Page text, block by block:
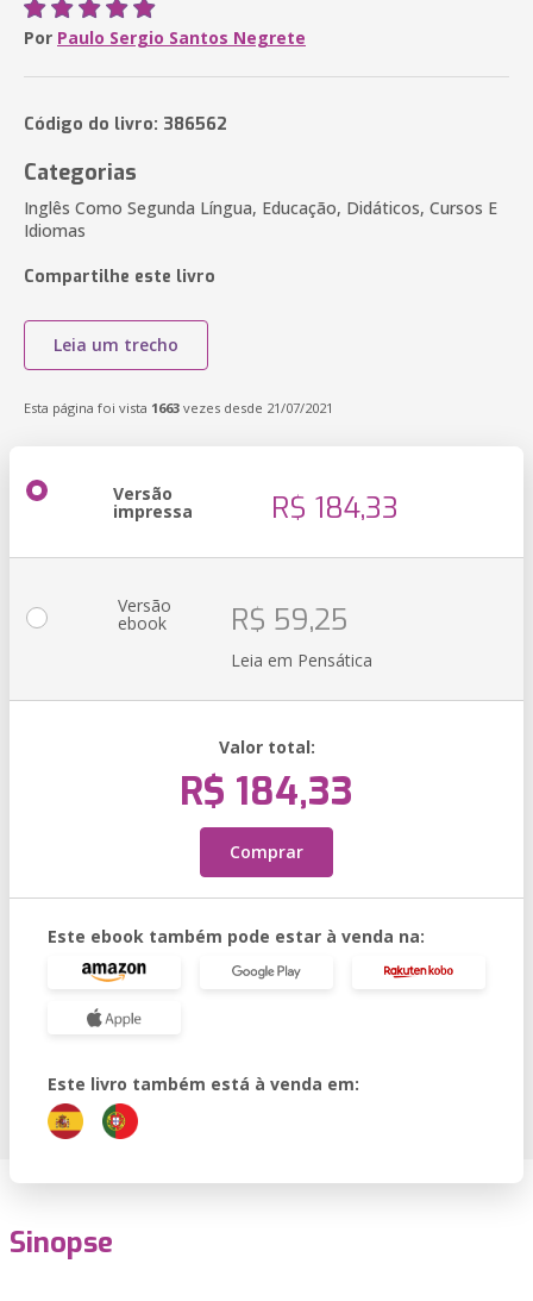
Por Paulo Sergio Santos Negrete
Código do livro: 386562
Categorias
Inglês Como Segunda Língua, Educação, Didáticos, Cursos E
Idiomas
Compartilhe este livro
Leia um trecho
Esta página foi vista 1663 vezes desde 21/07/2021
Versão
impressa R$ 184,33
Versão
ebook R$ 59,25
Leia em Pensática
Valor total:
R$ 184,33
Comprar
Este ebook também pode estar à venda na:
Este livro também está à venda em:
Sinopse